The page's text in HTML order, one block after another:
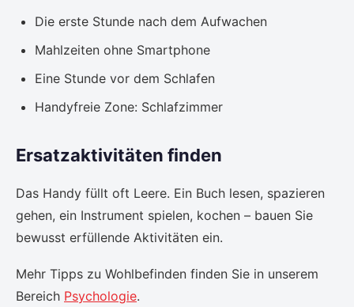
Die erste Stunde nach dem Aufwachen
Mahlzeiten ohne Smartphone
Eine Stunde vor dem Schlafen
Handyfreie Zone: Schlafzimmer
Ersatzaktivitäten finden
Das Handy füllt oft Leere. Ein Buch lesen, spazieren
gehen, ein Instrument spielen, kochen – bauen Sie
bewusst erfüllende Aktivitäten ein.
Mehr Tipps zu Wohlbefinden finden Sie in unserem
Bereich Psychologie.